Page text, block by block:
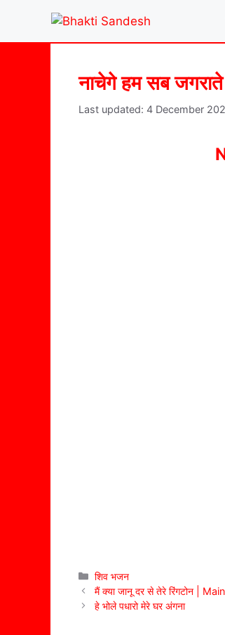
content
नाचेगे हम सब
4 December
Categories
शिव भजन
मैं क्या जानू दर से तेरे रिंगटोन |
हे भोले पधारो मेरे घर अंगना